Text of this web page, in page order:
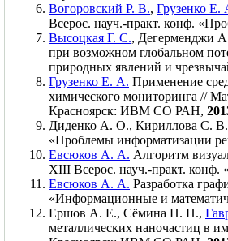
Вогоровский Р. В., Грузенко Е.
Всерос. науч.-практ. конф.
Высоцкая Г. С., Дегерменджи
при возможном глобальном
природных явлений и
Грузенко Е. А. Применение
химического мониторинга //
Красноярск: ИВМ СО РАН,
Диденко А. О., Кириллова С. В.
«Проблемы информатизации
Евсюков А. А. Алгоритм
XIII Всерос. науч.-практ.
Евсюков А. А. Разработка
«Информационные и
Ершов А. Е., Сёмина П. Н.,
металлических наночастиц в